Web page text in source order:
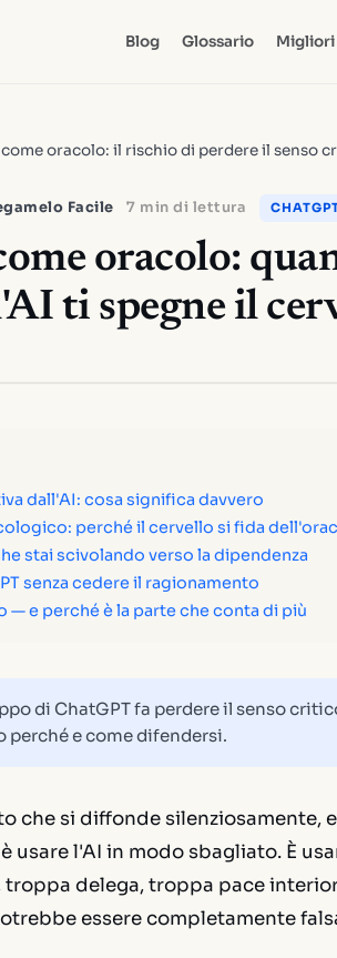
Blog Glossario Migliori
come oracolo: il rischio di perdere il senso
Facile 7 min di lettura
oracolo:
ti spegne il
dall'AI: cosa significa davvero
perché il cervello si fida
stai scivolando verso la dipendenza
senza cedere il ragionamento
— e perché è la parte che conta di più
di ChatGPT fa perdere il senso
perché e come difendersi.
che si diffonde silenziosamente,
usare l'AI in modo sbagliato. È
delega, troppa pace
essere completamente